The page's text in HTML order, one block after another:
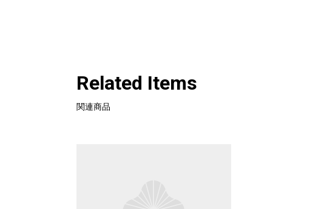
Related Items
関連商品